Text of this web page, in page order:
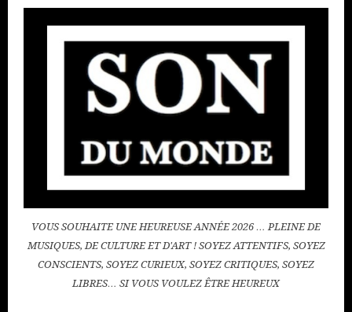
VOUS SOUHAITE UNE HEUREUSE ANNÉE 2026 … PLEINE DE
MUSIQUES, DE CULTURE ET D'ART ! SOYEZ ATTENTIFS, SOYEZ
CONSCIENTS, SOYEZ CURIEUX, SOYEZ CRITIQUES, SOYEZ
LIBRES… SI VOUS VOULEZ ÊTRE HEUREUX